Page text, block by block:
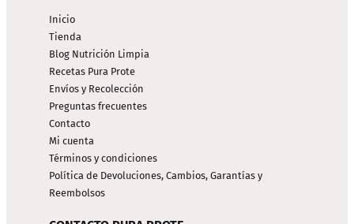
Inicio
Tienda
Blog Nutrición Limpia
Recetas Pura Prote
Envíos y Recolección
Preguntas frecuentes
Contacto
Mi cuenta
Términos y condiciones
Política de Devoluciones, Cambios, Garantías y
Reembolsos